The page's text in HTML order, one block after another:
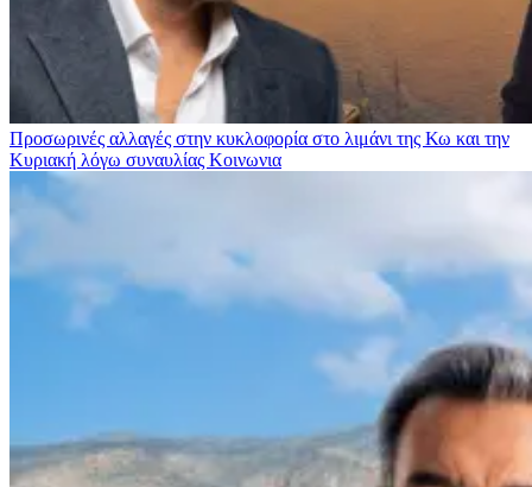
Προσωρινές αλλαγές στην κυκλοφορία στο λιμάνι της Κω και την
Κυριακή λόγω συναυλίας Κοινωνια